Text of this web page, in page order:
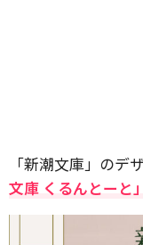
「新潮文庫」のデ
文庫 くるんとーと」